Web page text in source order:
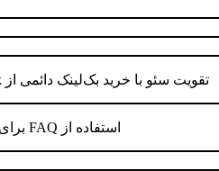
تقویت سئو با خرید بک‌لینک دائمی از behtarinbacklink
استفاده از FAQ برای پاسخ به سوالات پرتکرار